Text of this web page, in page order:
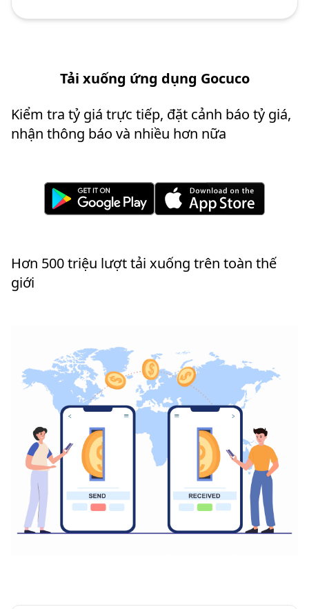
Tải xuống ứng dụng Gocuco
Kiểm tra tỷ giá trực tiếp, đặt cảnh báo tỷ giá,
nhận thông báo và nhiều hơn nữa
Hơn 500 triệu lượt tải xuống trên toàn thế
giới